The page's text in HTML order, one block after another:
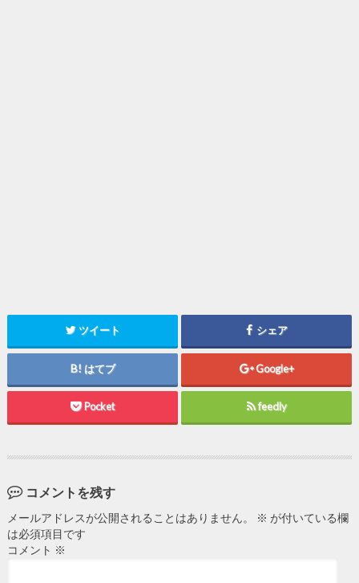
ツイート シェア
はてブ Google+
Pocket feedly
コメントを残す
メールアドレスが公開されることはありません。 ※ が付いている欄
は必須項目です
コメント ※